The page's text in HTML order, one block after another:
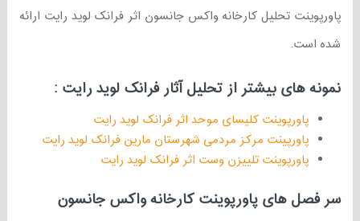
پاورپوینت تحلیل کارخانه واکس جانسون اثر فرانک لوید رایت ارائه
شده است.
نمونه های بیشتر از تحلیل آثار فرانک لوید رایت :
پاورپوینت کلیسای موحد اثر فرانک لوید رایت
پاورپینت مرکز مردمی شهرستان مارین فرانک لوید رایت
پاورپوینت تلییزن وست اثر فرانک لوید رایت
سر فصل های پاورپوینت کارخانه واکس جانسون